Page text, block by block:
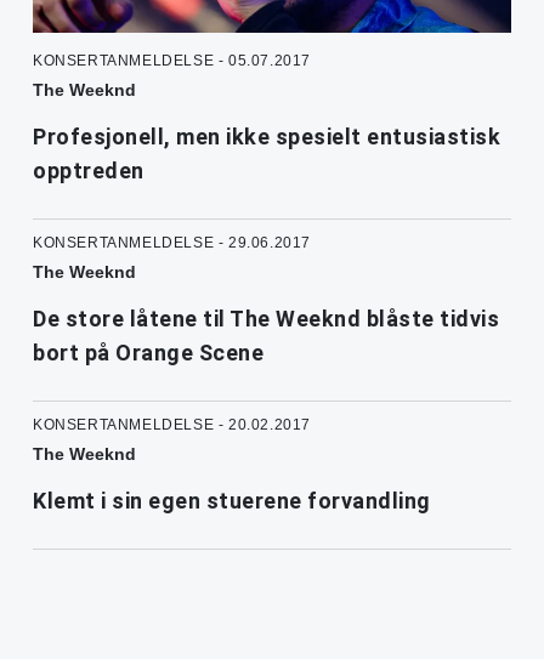
KONSERTANMELDELSE - 05.07.2017
The Weeknd
Profesjonell, men ikke spesielt entusiastisk
opptreden
KONSERTANMELDELSE - 29.06.2017
The Weeknd
De store låtene til The Weeknd blåste tidvis
bort på Orange Scene
KONSERTANMELDELSE - 20.02.2017
The Weeknd
Klemt i sin egen stuerene forvandling